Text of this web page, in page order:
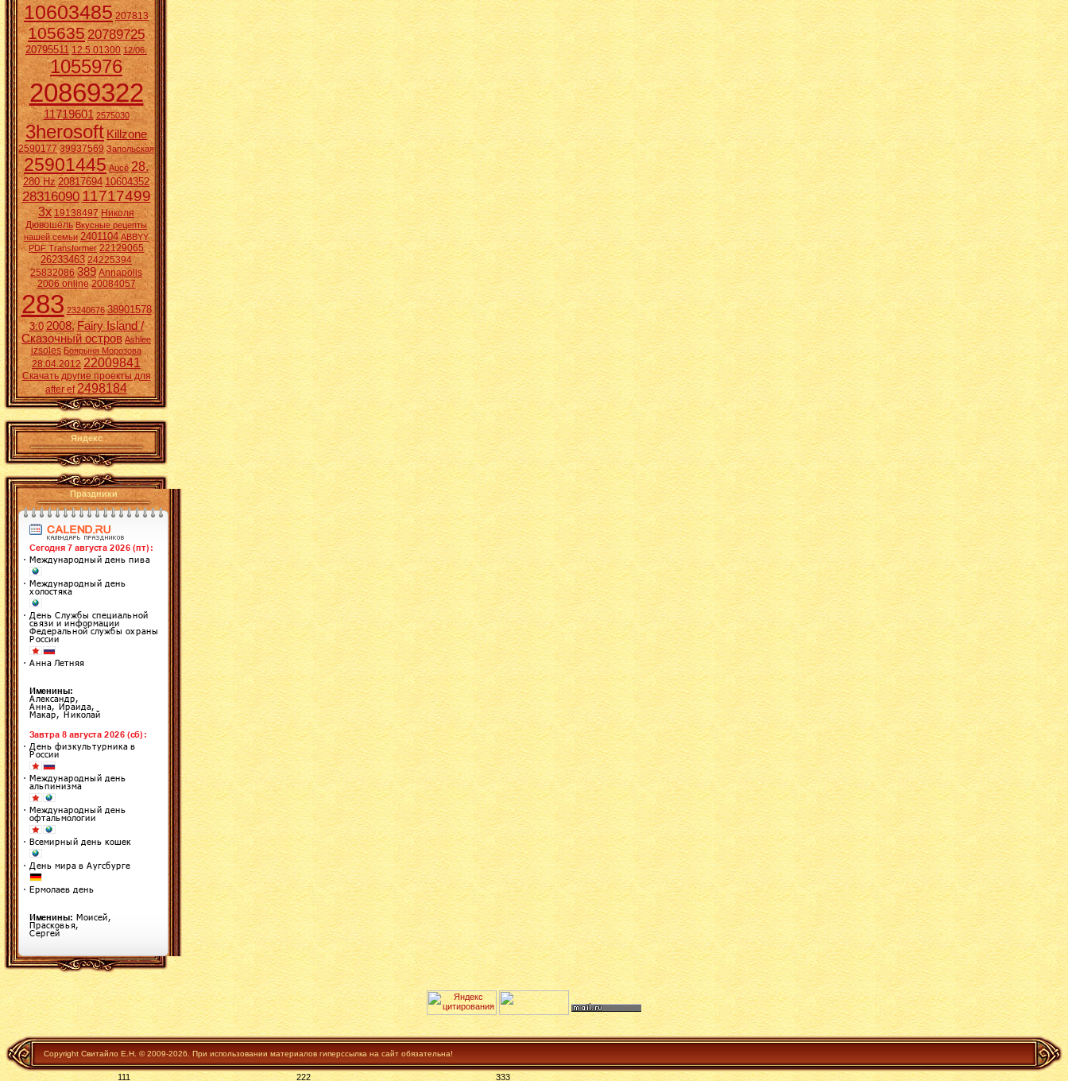
10603485 207813
10563520789725
20795511 12.5.01300 12/06.
1055976
20869322
11719601 2575030
3herosoft Killzone
2590177 39937569 Запольская
25901445 Aucē 28.
280 Hz 20817694 10604352
2831609011717499
3x 19138497 Николя
Дювошель Вкусные рецепты
нашей семьи 2401104 ABBYY
PDF Transformer 22129065
26233463 24225394
25832086 389 Annapolis
2006 online 20084057
283 23240676 38901578
3:0 2008. Fairy Island /
Сказочный остров Ashlee
izsoles Боярыня Морозова
28.04.2012 22009841
Скачать другие проекты для
after ef 2498184
Яндекс
Праздники
Copyright Свитайло Е.Н. © 2009-2026. При использовании материалов гиперссылка на сайт обязательна!
111 222 333